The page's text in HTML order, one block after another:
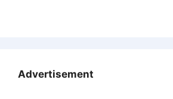
Advertisement